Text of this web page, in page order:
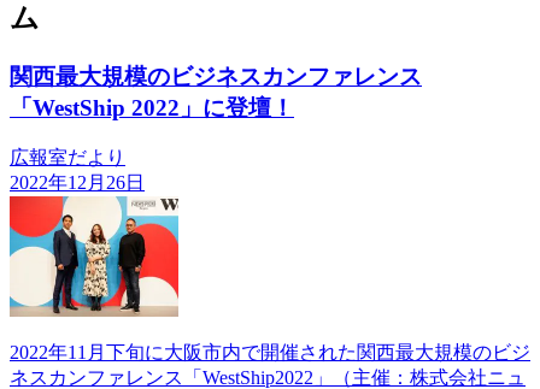
ム
関西最大規模のビジネスカンファレンス
「WestShip 2022」に登壇！
広報室だより
2022年12月26日
2022年11月下旬に大阪市内で開催された関西最大規模のビジ
ネスカンファレンス「WestShip2022」（主催：株式会社ニュ